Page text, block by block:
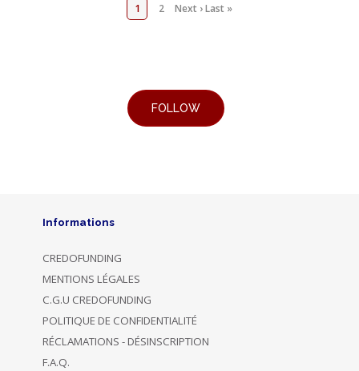
1 2 Next ›Last »
Informations
CREDOFUNDING
MENTIONS LÉGALES
C.G.U CREDOFUNDING
POLITIQUE DE CONFIDENTIALITÉ
RÉCLAMATIONS - DÉSINSCRIPTION
F.A.Q.